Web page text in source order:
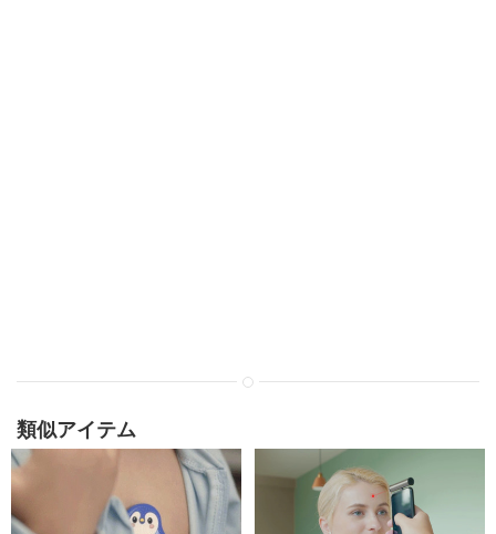
類似アイテム